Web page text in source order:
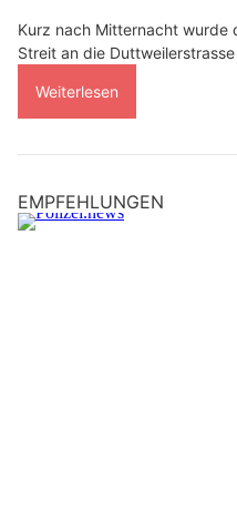
Kurz nach Mitternacht wurde
Streit an die
Weiterlesen
EMPFEHLUNGEN